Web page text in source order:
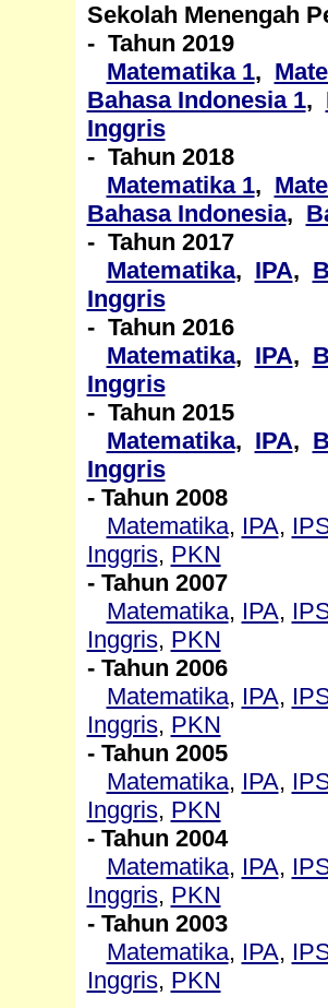
Sekolah Menengah
- Tahun 2019
Matematika 1,
Bahasa Indonesia 1,
Inggris
- Tahun 2018
Matematika 1,
Bahasa Indonesia,
- Tahun 2017
Matematika, IPA,
Inggris
- Tahun 2016
Matematika, IPA,
Inggris
- Tahun 2015
Matematika, IPA,
Inggris
- Tahun 2008
Matematika, IPA,
Inggris, PKN
- Tahun 2007
Matematika, IPA,
Inggris, PKN
- Tahun 2006
Matematika, IPA,
Inggris, PKN
- Tahun 2005
Matematika, IPA,
Inggris, PKN
- Tahun 2004
Matematika, IPA,
Inggris, PKN
- Tahun 2003
Matematika, IPA,
Inggris, PKN